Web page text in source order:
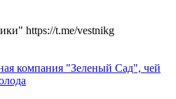
https://t.me/vestnikg
компания "Зеленый Сад", чей